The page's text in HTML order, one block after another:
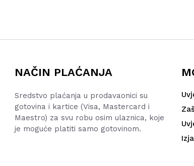
NAČIN PLAĆANJA
Sredstvo plaćanja u prodavaonici su
gotovina i kartice (Visa, Mastercard i
Maestro) za svu robu osim ulaznica, koje
je moguće platiti samo gotovinom.